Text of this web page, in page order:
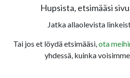
Hupsista, etsimääsi
Jatka allaolevista
Tai jos et löydä etsimääsi,ota
yhdessä, kuinka